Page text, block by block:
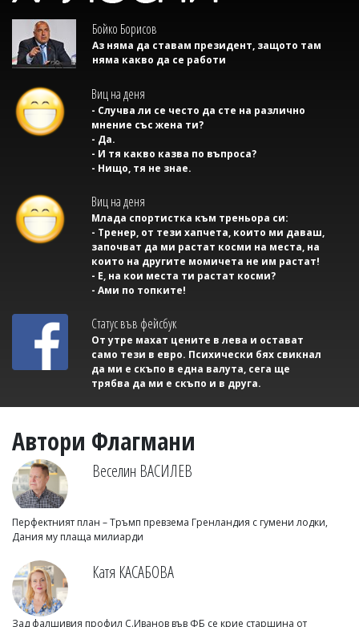
Бойко Борисов
Аз няма да ставам президент, защото там
няма какво да се работи
Виц на деня
- Случва ли се често да сте на различно
мнение със жена ти?
- Да.
- И тя какво казва по въпроса?
- Нищо, тя не знае.
Виц на деня
Млада спортистка към треньора си:
- Тренер, от тези хапчета, които ми даваш,
започват да ми растат косми на места, на
които на другите момичета не им растат!
- Е, на кои места ти растат косми?
- Ами по топките!
Статус във фейсбук
От утре махат цените в лева и остават
само тези в евро. Психически бях свикнал
да ми е скъпо в една валута, сега ще
трябва да ми е скъпо и в друга.
Автори Флагмани
Веселин ВАСИЛЕВ
Перфектният план – Тръмп превзема Гренландия с гумени лодки,
Дания му плаща милиарди
Катя КАСАБОВА
Зад фалшивия профил С.Иванов във ФБ се крие старшина от